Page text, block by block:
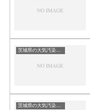
茨城県の大気汚染・PM2.5・黄砂・エアロゾルの数値
茨城県の大気汚染・PM2.5・黄砂・エアロゾルの数値